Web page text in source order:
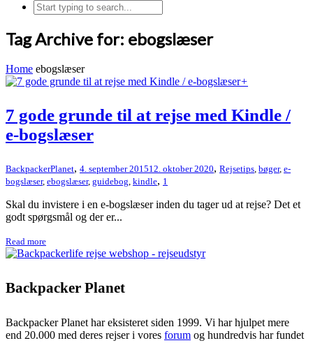
Tag Archive for: ebogslæser
Home ebogslæser
+
7 gode grunde til at rejse med Kindle /
e-bogslæser
BackpackerPlanet, 4. september 201512. oktober 2020, Rejsetips bøger, e-
bogslæser, ebogslæser, guidebog kindle, 1
Skal du invistere i en e-bogslæser inden du tager ud at rejse? Det et
godt spørgsmål og der er...
Read more
Backpacker Planet
Backpacker Planet har eksisteret siden 1999. Vi har hjulpet mere
end 20.000 med deres rejser i vores forum og hundredvis har fundet